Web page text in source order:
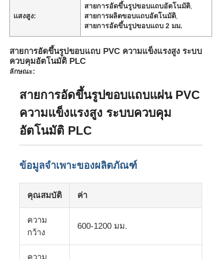
หน้าแรก
สินค้า
เกี่ยวกับเรา
แสงสูง:
สายการอัดขึ้นรูปขอบแถบอัตโนมัติ
สายการผลิตขอบแถบอัตโนมัติ
สายการอัดขึ้นรูปขอบแถบ 2 มม.
สายการอัดขึ้นรูปขอบแถบ PVC ความแข็งแรงสูง ระบบ
ควบคุมอัตโนมัติ PLC
ลักษณะ:
สายการอัดขึ้นรูปขอบแถบแผ่น PVC
ความแข็งแรงสูง ระบบควบคุม
อัตโนมัติ PLC
ข้อมูลจำเพาะของผลิตภัณฑ์
คุณสมบัติ ค่า
ความ
กว้าง
600-1200 มม.
ความ